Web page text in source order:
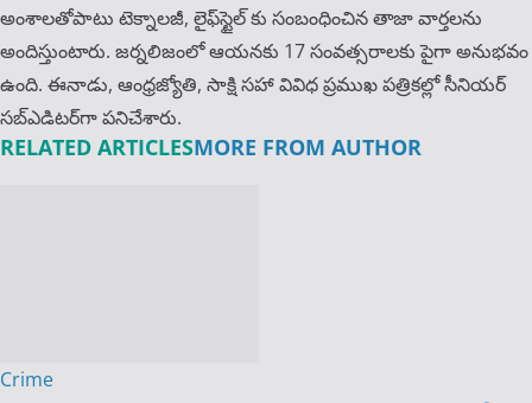
అంశాల‌తోపాటు టెక్నాల‌జీ, లైఫ్‌స్టైల్‌ కు సంబంధించిన తాజా వార్తల‌ను
అందిస్తుంటారు. జర్నలిజంలో ఆయ‌న‌కు 17 సంవత్సరాలకు పైగా అనుభవం
ఉంది. ఈనాడు, ఆంధ్ర‌జ్యోతి, సాక్షి స‌హా వివిధ ప్ర‌ముఖ‌ ప‌త్రిక‌ల్లో సీనియ‌ర్‌
స‌బ్ఎడిట‌ర్‌గా ప‌నిచేశారు.
RELATED ARTICLESMORE FROM AUTHOR
Crime